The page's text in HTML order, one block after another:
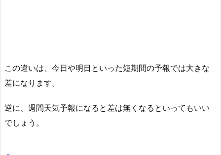
この違いは、今日や明日といった短期間の予報では大きな
差になります。
逆に、週間天気予報になると差は無くなるといってもいい
でしょう。